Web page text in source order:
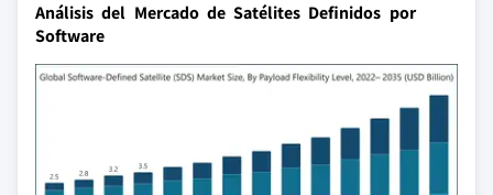
Análisis del Mercado de Satélites Definidos por
Software